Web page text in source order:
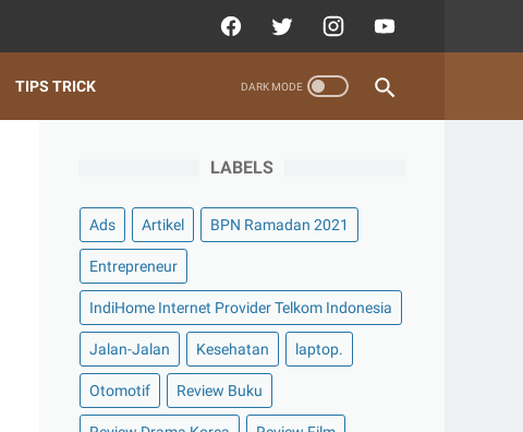
TIPS TRICK
LABELS
Ads Artikel BPN Ramadan 2021
Entrepreneur
IndiHome Internet Provider Telkom Indonesia
Jalan-Jalan Kesehatan laptop.
Otomotif Review Buku